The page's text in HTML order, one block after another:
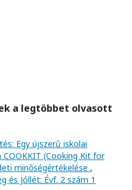
a legtöbbet olvasott
Egy újszerű iskolai
(Cooking Kit for
minőségértékelése ,
és Jóllét: Évf. 2 szám 1